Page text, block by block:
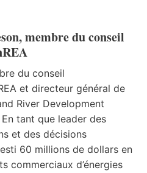
membre du conseil
du conseil
et directeur général de
River Development
tant que leader des
et des décisions
60 millions de dollars en
commerciaux d’énergies